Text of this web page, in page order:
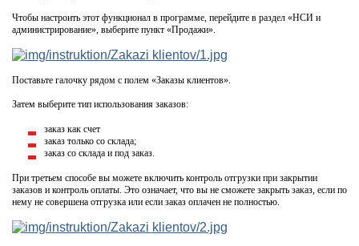
Чтобы настроить этот функционал в программе, перейдите в раздел «НСИ и
администрирование», выберите пункт «Продажи».
Поставьте галочку рядом с полем «Заказы клиентов».
Затем выберите тип использования заказов:
заказ как счет
заказ только со склада;
заказ со склада и под заказ.
При третьем способе вы можете включить контроль отгрузки при закрытии
заказов и контроль оплаты. Это означает, что вы не сможете закрыть заказ, если по
нему не совершена отгрузка или если заказ оплачен не полностью.